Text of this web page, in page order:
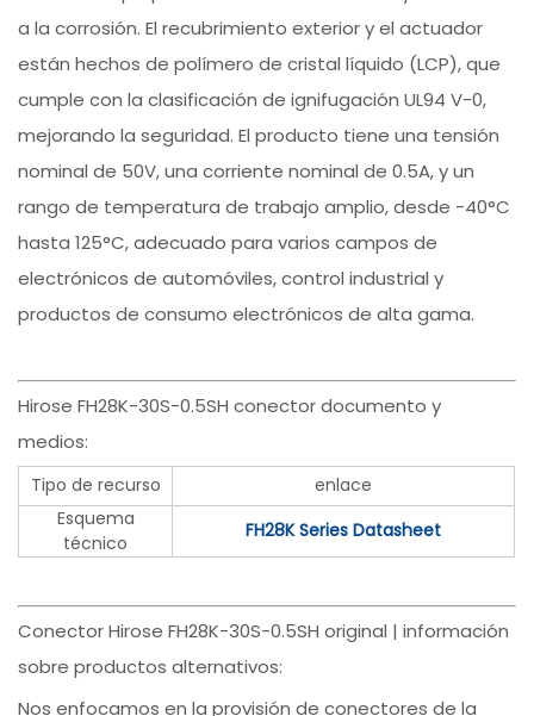
a la corrosión. El recubrimiento exterior y el actuador
están hechos de polímero de cristal líquido (LCP), que
cumple con la clasificación de ignifugación UL94 V-0,
mejorando la seguridad. El producto tiene una tensión
nominal de 50V, una corriente nominal de 0.5A, y un
rango de temperatura de trabajo amplio, desde -40°C
hasta 125°C, adecuado para varios campos de
electrónicos de automóviles, control industrial y
productos de consumo electrónicos de alta gama.
Hirose FH28K-30S-0.5SH conector documento y
medios:
Tipo de recurso
enlace
Esquema
técnico
FH28K Series Datasheet
Conector Hirose FH28K-30S-0.5SH original | información
sobre productos alternativos:
Nos enfocamos en la provisión de conectores de la